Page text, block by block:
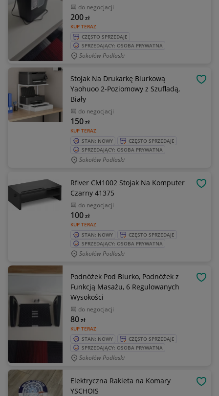
do negocjacji
KUP TERAZ
200zł
CZĘSTO SPRZEDAJE
SPRZEDAJĄCY: OSOBA PRYWATNA
Sokołów Podlaski
Stojak Na Drukarkę Biurkową
Yaohuoo 2-Poziomowy z Szufladą,
Biały
do negocjacji
KUP TERAZ
150zł
STAN: NOWY
CZĘSTO SPRZEDAJE
SPRZEDAJĄCY: OSOBA PRYWATNA
Sokołów Podlaski
Rfiver CM1002 Stojak Na Komputer
Czarny 41375
do negocjacji
KUP TERAZ
100zł
STAN: NOWY
CZĘSTO SPRZEDAJE
SPRZEDAJĄCY: OSOBA PRYWATNA
Sokołów Podlaski
Podnóżek Pod Biurko, Podnóżek z
Funkcją Masażu, 6 Regulowanych
Wysokości
do negocjacji
KUP TERAZ
80zł
STAN: NOWY
CZĘSTO SPRZEDAJE
SPRZEDAJĄCY: OSOBA PRYWATNA
Sokołów Podlaski
Elektryczna Rakieta na Komary
YSCHOIS